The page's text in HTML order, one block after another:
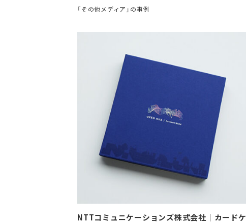
「その他メディア」の事例
NTTコミュニケーションズ株式会社｜カードケ